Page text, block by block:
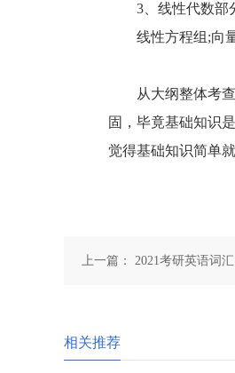
3、线性代数部
线性方程组;向量
从大纲整体考查
固，毕竟基础知识
觉得基础知识简单就
上一篇： 2021考研英语词
相关推荐